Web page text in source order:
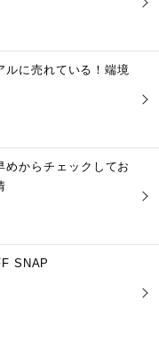
ルに売れている！端境
めからチェックしてお
SNAP